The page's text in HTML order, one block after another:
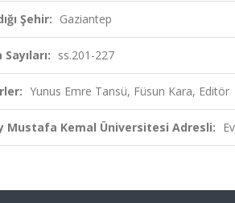
Şehir: Gaziantep
ss.201-227
Yunus Emre Tansü, Füsun Kara, Editör
Mustafa Kemal Üniversitesi Adresli: